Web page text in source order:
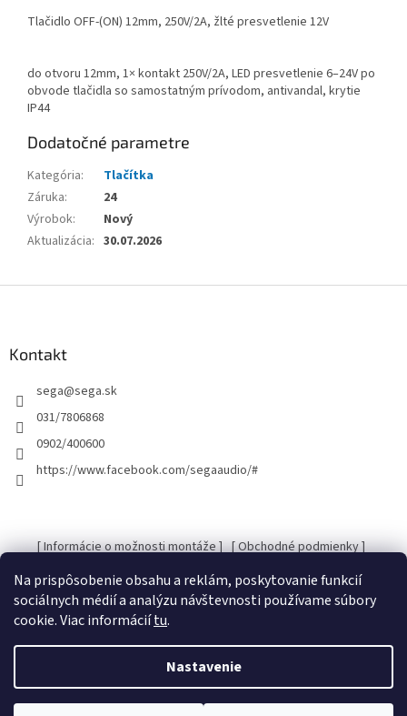
Na prispôsobenie obsahu a reklám, poskytovanie funkcií
sociálnych médií a analýzu návštevnosti používame súbory
cookie. Viac informáciítu.
Nastavenie
Tlačidlo OFF-(ON) 12mm, 250V/2A, žlté presvetlenie 12V
do otvoru 12mm, 1× kontakt 250V/2A, LED presvetlenie 6–24V po
obvode tlačidla so samostatným prívodom, antivandal, krytie
IP44
Dodatočné parametre
Kategória:
Tlačítka
Záruka:
24
Výrobok:
Nový
Aktualizácia: 30.07.2026
Kontakt
sega@sega.sk
031/7806868
0902/400600
https://www.facebook.com/segaaudio/#
[ Informácie o možnosti montáže ] [ Obchodné podmienky ]
Copyright 2026SEGA Audio. Všetky práva vyhradené.Upraviť